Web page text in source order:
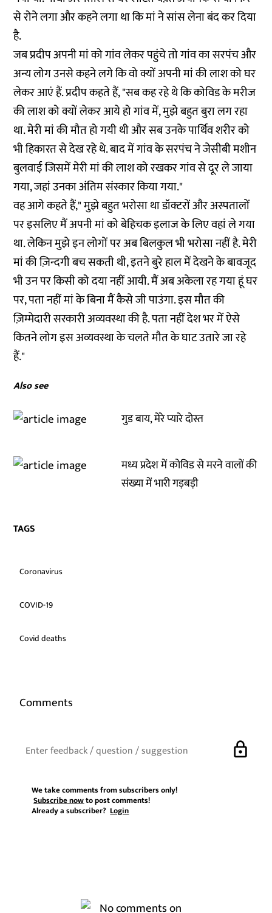
से रोने लगा और कहने लगा था कि मां ने सांस लेना बंद कर दिया
है.
जब प्रदीप अपनी मां को गांव लेकर पहुंचे तो गांव का सरपंच और
अन्य लोग उनसे कहने लगे कि वो क्यों अपनी मां की लाश को घर
लेकर आएं हैं. प्रदीप कहते हैं, "सब कह रहे थे कि कोविड के मरीज
की लाश को क्यों लेकर आये हो गांव में, मुझे बहुत बुरा लग रहा
था. मेरी मां की मौत हो गयी थी और सब उनके पार्थिव शरीर को
भी हिकारत से देख रहे थे. बाद में गांव के सरपंच ने जेसीबी मशीन
बुलवाई जिसमें मेरी मां की लाश को रखकर गांव से दूर ले जाया
गया, जहां उनका अंतिम संस्कार किया गया."
वह आगे कहते हैं," मुझे बहुत भरोसा था डॉक्टरों और अस्पतालों
पर इसलिए मैं अपनी मां को बेहिचक इलाज के लिए वहां ले गया
था. लेकिन मुझे इन लोगों पर अब बिलकुल भी भरोसा नहीं है. मेरी
मां की ज़िन्दगी बच सकती थी, इतने बुरे हाल में देखने के बावजूद
भी उन पर किसी को दया नहीं आयी. मैं अब अकेला रह गया हूं घर
पर, पता नहीं मां के बिना मैं कैसे जी पाउंगा. इस मौत की
ज़िम्मेदारी सरकारी अव्यवस्था की है. पता नहीं देश भर में ऐसे
कितने लोग इस अव्यवस्था के चलते मौत के घाट उतारे जा रहे
हैं."
Also see
गुड बाय, मेरे प्यारे दोस्त
मध्य प्रदेश में कोविड से मरने वालों की
संख्या में भारी गड़बड़ी
TAGS
Coronavirus
COVID-19
Covid deaths
Comments
lock
We take comments from subscribers only!
Subscribe nowto post comments!
Already a subscriber?Login